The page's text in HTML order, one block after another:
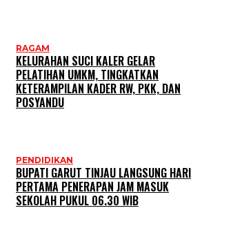
RAGAM
KELURAHAN SUCI KALER GELAR
PELATIHAN UMKM, TINGKATKAN
KETERAMPILAN KADER RW, PKK, DAN
POSYANDU
PENDIDIKAN
BUPATI GARUT TINJAU LANGSUNG HARI
PERTAMA PENERAPAN JAM MASUK
SEKOLAH PUKUL 06.30 WIB